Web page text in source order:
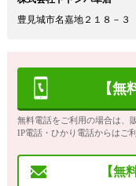
豊見城市名嘉地２１８－３
【
無料電話をご利用の場合は、
IP電話・ひかり電話からはご
【無